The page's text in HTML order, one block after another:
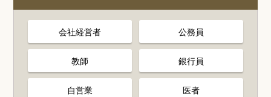
会社経営者 公務員
教師 銀行員
自営業 医者